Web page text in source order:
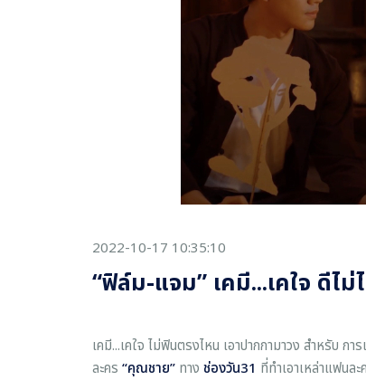
2022-10-17 10:35:10
“ฟิล์ม-แจม” เคมี...เคใจ ดีไ
เคมี...เคใจ ไม่ฟินตรงไหน เอาปากกามาวง สำหรับ ก
ละคร “คุณชาย” ทาง ช่องวัน31 ที่ทำเอาเหล่าแฟนล